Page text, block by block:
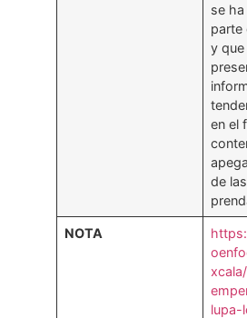
se
parte
y que
en el
de
NOTA
lupa-